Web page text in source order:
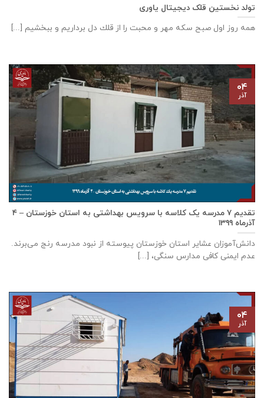
تولد نخستین قلک دیجیتال یاوری
همه روز اول صبح سكه مهر و محبت را از قلك دل برداريم و ببخشيم [...]
تقدیم ۷ مدرسه یک کلاسه با سرويس بهداشتی به استان خوزستان – ۴
آذر‌ماه ۱۳۹۹
دانش‌آموزان عشایر استان خوزستان پيوسته از نبود مدرسه رنج می‌برند.
عدم ایمنی کافی مدارس سنگی، [...]
۰۴
آذر
۰۴
آذر